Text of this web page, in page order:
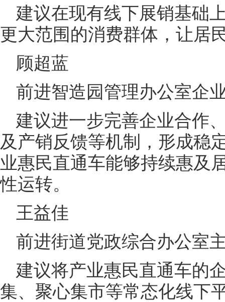
建议在现有线下展销基础
更大范围的消费群体，让居
顾超蓝
前进智造园管理办公室企
建议进一步完善企业合作
及产销反馈等机制，形成稳
业惠民直通车能够持续惠及
性运转。
王益佳
前进街道党政综合办公室
建议将产业惠民直通车的
集、聚心集市等常态化线下